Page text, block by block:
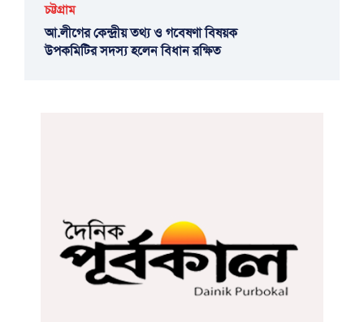
চট্টগ্রাম
আ.লীগের কেন্দ্রীয় তথ্য ও গবেষণা বিষয়ক
উপকমিটির সদস্য হলেন বিধান রক্ষিত